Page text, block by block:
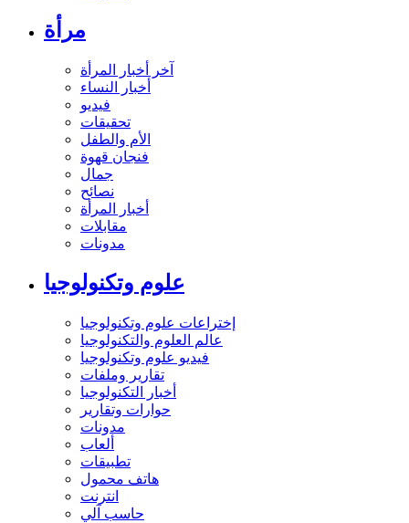
مرأة
آخر أخبار المرأة
أخبار النساء
فيديو
تحقيقات
الأم والطفل
فنجان قهوة
جمال
نصائح
أخبار المرأة
مقابلات
مدونات
علوم وتكنولوجيا
إختراعات علوم وتكنولوجيا
عالم العلوم والتكنولوجيا
فيديو علوم وتكنولوجيا
تقارير وملفات
أخبار التكنولوجيا
حوارات وتقارير
مدونات
ألعاب
تطبيقات
هاتف محمول
انترنت
حاسب آلي